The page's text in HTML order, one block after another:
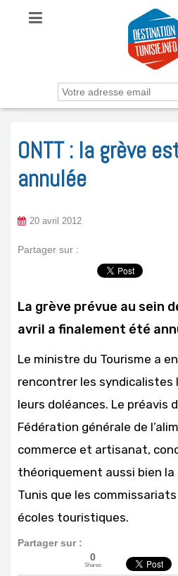
ONTT : la grève
annulée
20 avril 2012
Partager sur :
La grève prévue au sein
avril a finalement été
Le ministre du Tourisme a
rencontrer les syndicalistes
leurs doléances. Le préavis
Fédération générale de
commerce et artisanat,
théoriquement aussi bien
Tunis que les
écoles touristiques.
Partager sur :
0
Shares